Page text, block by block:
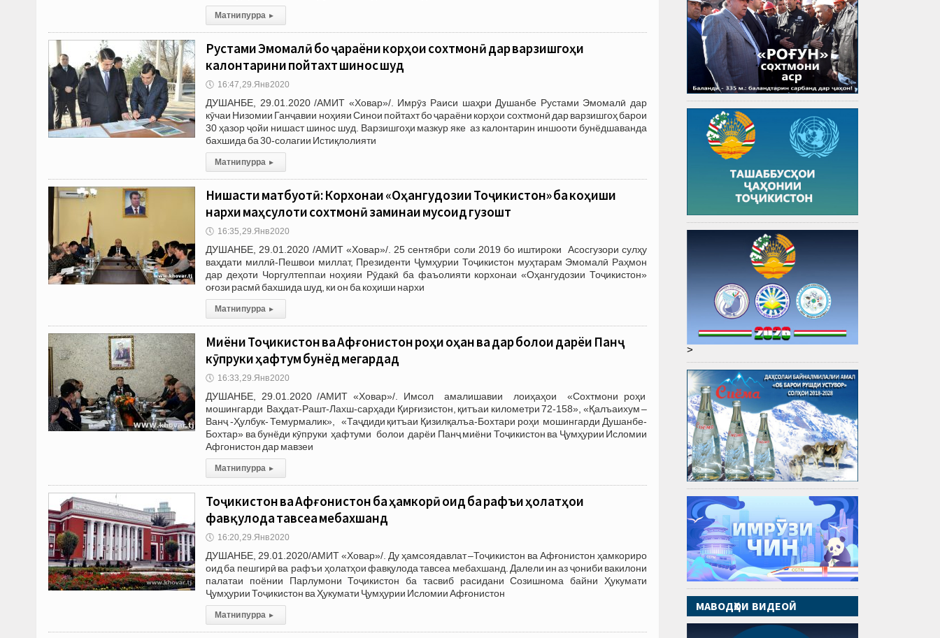
Матни пурра ▸
Рустами Эмомалӣ бо ҷараёни корҳои сохтмонӣ дар варзишгоҳи
калонтарини пойтахт шинос шуд
🕔 16:47, 29.Янв 2020
ДУШАНБЕ, 29.01.2020 /АМИТ «Ховар»/. Имрӯз Раиси шаҳри Душанбе Рустами Эмомалӣ дар
кӯчаи Низомии Ганҷавии ноҳияи Синои пойтахт бо ҷараёни корҳои сохтмонӣ дар варзишгоҳ барои
30 ҳазор ҷойи нишаст шинос шуд. Варзишгоҳи мазкур яке аз калонтарин иншооти бунёдшаванда
бахшида ба 30-солагии Истиқлолияти
Матни пурра ▸
Нишасти матбуотӣ: Корхонаи «Оҳангудозии Тоҷикистон» ба коҳиши
нархи маҳсулоти сохтмонӣ заминаи мусоид гузошт
🕔 16:35, 29.Янв 2020
ДУШАНБЕ, 29.01.2020 /АМИТ «Ховар»/. 25 сентябри соли 2019 бо иштироки Асосгузори сулҳу
ваҳдати миллӣ-Пешвои миллат, Президенти Ҷумҳурии Тоҷикистон муҳтарам Эмомалӣ Раҳмон
дар деҳоти Чоргултеппаи ноҳияи Рӯдакӣ ба фаъолияти корхонаи «Оҳангудозии Тоҷикистон»
оғози расмӣ бахшида шуд, ки он ба коҳиши нархи
Матни пурра ▸
Миёни Тоҷикистон ва Афғонистон роҳи оҳан ва дар болои дарёи Панҷ
кӯпруки ҳафтум бунёд мегардад
🕔 16:33, 29.Янв 2020
ДУШАНБЕ, 29.01.2020 /АМИТ «Ховар»/. Имсол амалишавии лоиҳаҳои «Сохтмони роҳи
мошингарди Ваҳдат-Рашт-Лахш-сарҳади Қирғизистон, қитъаи километри 72-158», «Қалъаихум –
Ванҷ -Ҳулбук- Темурмалик», «Таҷдиди қитъаи Қизилқалъа-Бохтари роҳи мошингарди Душанбе-
Бохтар» ва бунёди кӯпруки ҳафтуми болои дарёи Панҷ миёни Тоҷикистон ва Ҷумҳурии Исломии
Афгонистон дар мавзеи
Матни пурра ▸
Тоҷикистон ва Афғонистон ба ҳамкорӣ оид ба рафъи ҳолатҳои
фавқулода тавсеа мебахшанд
🕔 16:20, 29.Янв 2020
ДУШАНБЕ, 29.01.2020/АМИТ «Ховар»/. Ду ҳамсоядавлат –Тоҷикистон ва Афғонистон ҳамкориро
оид ба пешгирӣ ва рафъи ҳолатҳои фавқулода тавсеа мебахшанд. Далели ин аз ҷониби вакилони
палатаи поёнии Парлумони Тоҷикистон ба тасвиб расидани Созишнома байни Ҳукумати
Ҷумҳурии Тоҷикистон ва Ҳукумати Ҷумҳурии Исломии Афғонистон
Матни пурра ▸
>
МАВОДҲОИ ВИДЕОӢ